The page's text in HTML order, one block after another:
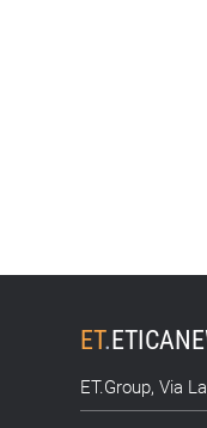
ET.
ET.Group, Via